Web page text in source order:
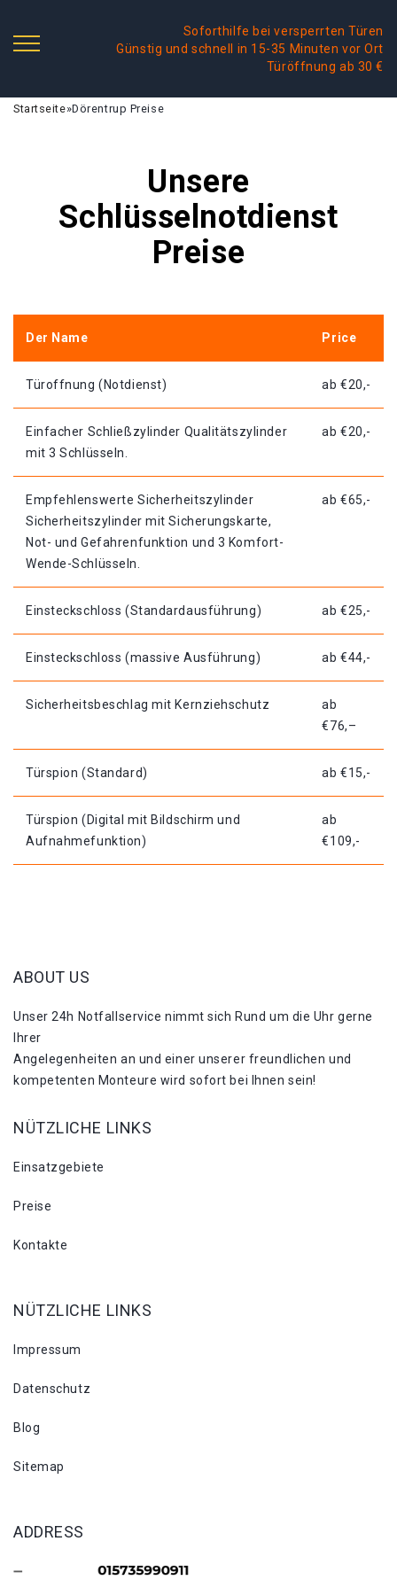
Soforthilfe bei versperrten Türen
Günstig und schnell in 15-35 Minuten vor Ort
Türöffnung ab 30 €
Startseite»Dörentrup Preise
Unsere
Schlüsselnotdienst
Preise
Der Name Price
Türoffnung (Notdienst) ab €20,-
Einfacher Schließzylinder Qualitätszylinder
mit 3 Schlüsseln.
ab €20,-
Empfehlenswerte Sicherheitszylinder
Sicherheitszylinder mit Sicherungskarte,
Not- und Gefahrenfunktion und 3 Komfort-
Wende-Schlüsseln.
ab €65,-
Einsteckschloss (Standardausführung) ab €25,-
Einsteckschloss (massive Ausführung) ab €44,-
Sicherheitsbeschlag mit Kernziehschutz
ab
€76,–
Türspion (Standard) ab €15,-
Türspion (Digital mit Bildschirm und
Aufnahmefunktion)
ab
€109,-
ABOUT US
Unser 24h Notfallservice nimmt sich Rund um die Uhr gerne
Ihrer
Angelegenheiten an und einer unserer freundlichen und
kompetenten Monteure wird sofort bei Ihnen sein!
NÜTZLICHE LINKS
Einsatzgebiete
Preise
Kontakte
NÜTZLICHE LINKS
Impressum
Datenschutz
Blog
Sitemap
ADDRESS